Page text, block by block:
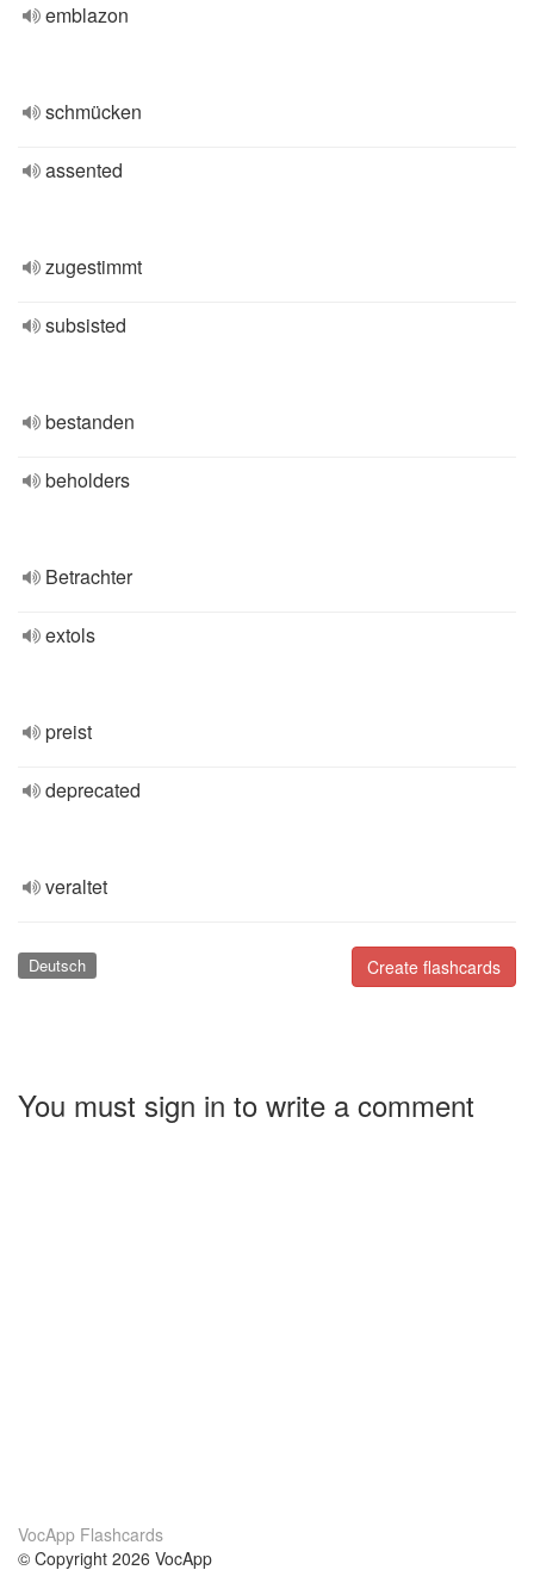
emblazon
schmücken
assented
zugestimmt
subsisted
bestanden
beholders
Betrachter
extols
preist
deprecated
veraltet
Create flashcards
Deutsch
You must sign in to write a comment
VocApp Flashcards
© Copyright 2026 VocApp